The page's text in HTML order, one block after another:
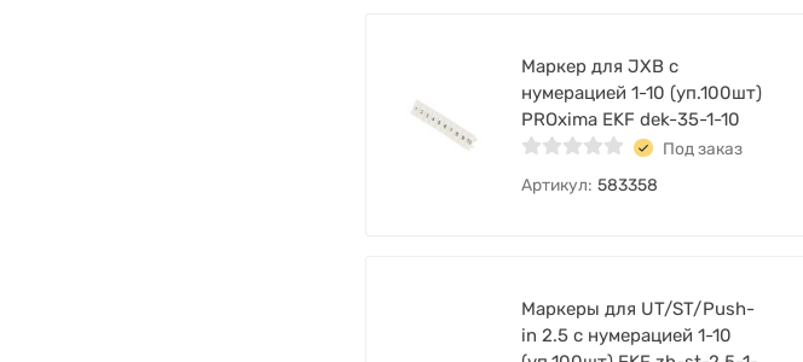
Маркер для JXB с
нумерацией 1-10 (уп.100шт)
PROxima EKF dek-35-1-10
Под заказ
Артикул: 583358
Маркеры для UT/ST/Push-
in 2.5 с нумерацией 1-10